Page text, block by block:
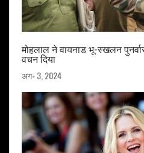
मोहलाल ने वायनाड भू-स्खलन
वचन दिया
अग॰ 3, 2024